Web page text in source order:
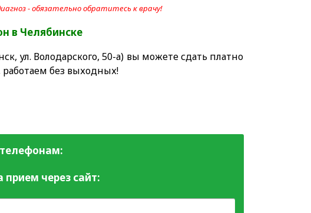
- обязательно обратитесь к врачу!
в Челябинске
ул. Володарского, 50-а) вы можете сдать платно
без выходных!
через сайт: